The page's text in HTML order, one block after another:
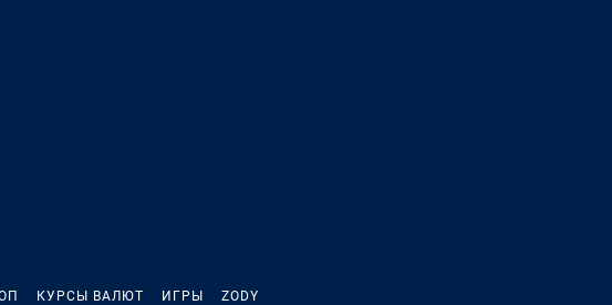
КУРСЫ ВАЛЮТ ИГРЫ ZODY